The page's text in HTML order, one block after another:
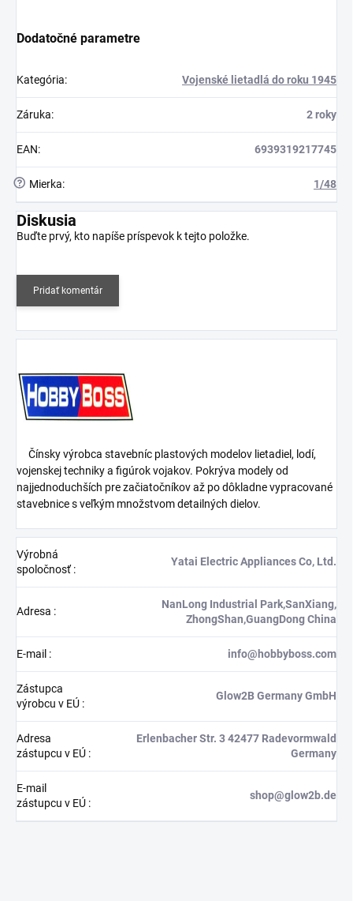
Dodatočné parametre
Kategória: Vojenské lietadlá do roku 1945
Záruka: 2 roky
EAN: 6939319217745
? Mierka: 1/48
Diskusia
Buďte prvý, kto napíše príspevok k tejto položke.
Pridať komentár
Čínsky výrobca stavebníc plastových modelov lietadiel, lodí,
vojenskej techniky a figúrok vojakov. Pokrýva modely od
najjednoduchších pre začiatočníkov až po dôkladne vypracované
stavebnice s veľkým množstvom detailných dielov.
Výrobná
spoločnosť:
Yatai Electric Appliances Co, Ltd.
Adresa :
NanLong Industrial Park,SanXiang,
ZhongShan,GuangDong China
E-mail : info@hobbyboss.com
Zástupca
výrobcu v EÚ :
Glow2B Germany GmbH
Adresa
zástupcu v EÚ :
Erlenbacher Str. 3 42477 Radevormwald
Germany
E-mail
zástupcu v EÚ :
shop@glow2b.de